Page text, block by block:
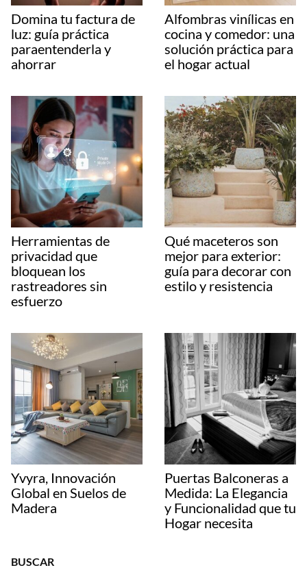
Domina tu factura de
luz: guía práctica
paraentenderla y
ahorrar
Alfombras vinílicas en
cocina y comedor: una
solución práctica para
el hogar actual
Herramientas de
privacidad que
bloquean los
rastreadores sin
esfuerzo
Qué maceteros son
mejor para exterior:
guía para decorar con
estilo y resistencia
Yvyra, Innovación
Global en Suelos de
Madera
Puertas Balconeras a
Medida: La Elegancia
y Funcionalidad que tu
Hogar necesita
BUSCAR